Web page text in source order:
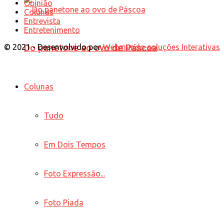
Do panetone ao ovo de Páscoa
Colunas
Tudo
Em Dois Tempos
Foto Expressão...
Foto Piada
Opinião
Colunas
Entrevista
Entretenimento
© 2021 - Desenvolvido porWebmundo soluções Interativas